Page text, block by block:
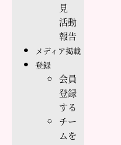
見
活動
報告
メディア掲載
登録
会員
登録
する
チー
ムを